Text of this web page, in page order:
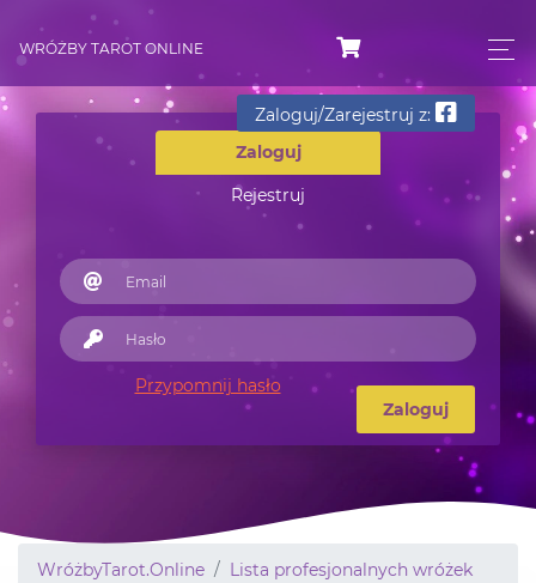
WRÓŻBY TAROT ONLINE
Zaloguj
Rejestruj
Zaloguj/Zarejestruj z:
Przypomnij hasło
Zaloguj
WróżbyTarot.Online
Lista profesjonalnych wróżek